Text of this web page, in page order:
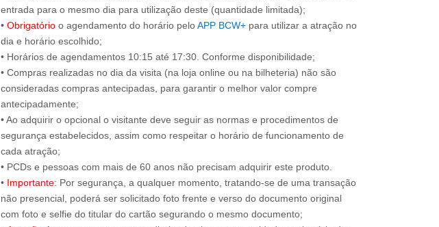
entrada para o mesmo dia para utilização deste (quantidade limitada);
• Obrigatório o agendamento do horário peloAPP BCW+ para utilizar a atração no
dia e horário escolhido;
• Horários de agendamentos 10:15 até 17:30. Conforme disponibilidade;
• Compras realizadas no dia da visita (na loja online ou na bilheteria) não são
consideradas compras antecipadas, para garantir o melhor valor compre
antecipadamente;
• Ao adquirir o opcional o visitante deve seguir as normas e procedimentos de
segurança estabelecidos, assim como respeitar o horário de funcionamento de
cada atração;
• PCDs e pessoas com mais de 60 anos não precisam adquirir este produto.
• Importante: Por segurança, a qualquer momento, tratando-se de uma transação
não presencial, poderá ser solicitado foto frente e verso do documento original
com foto e selfie do titular do cartão segurando o mesmo documento;